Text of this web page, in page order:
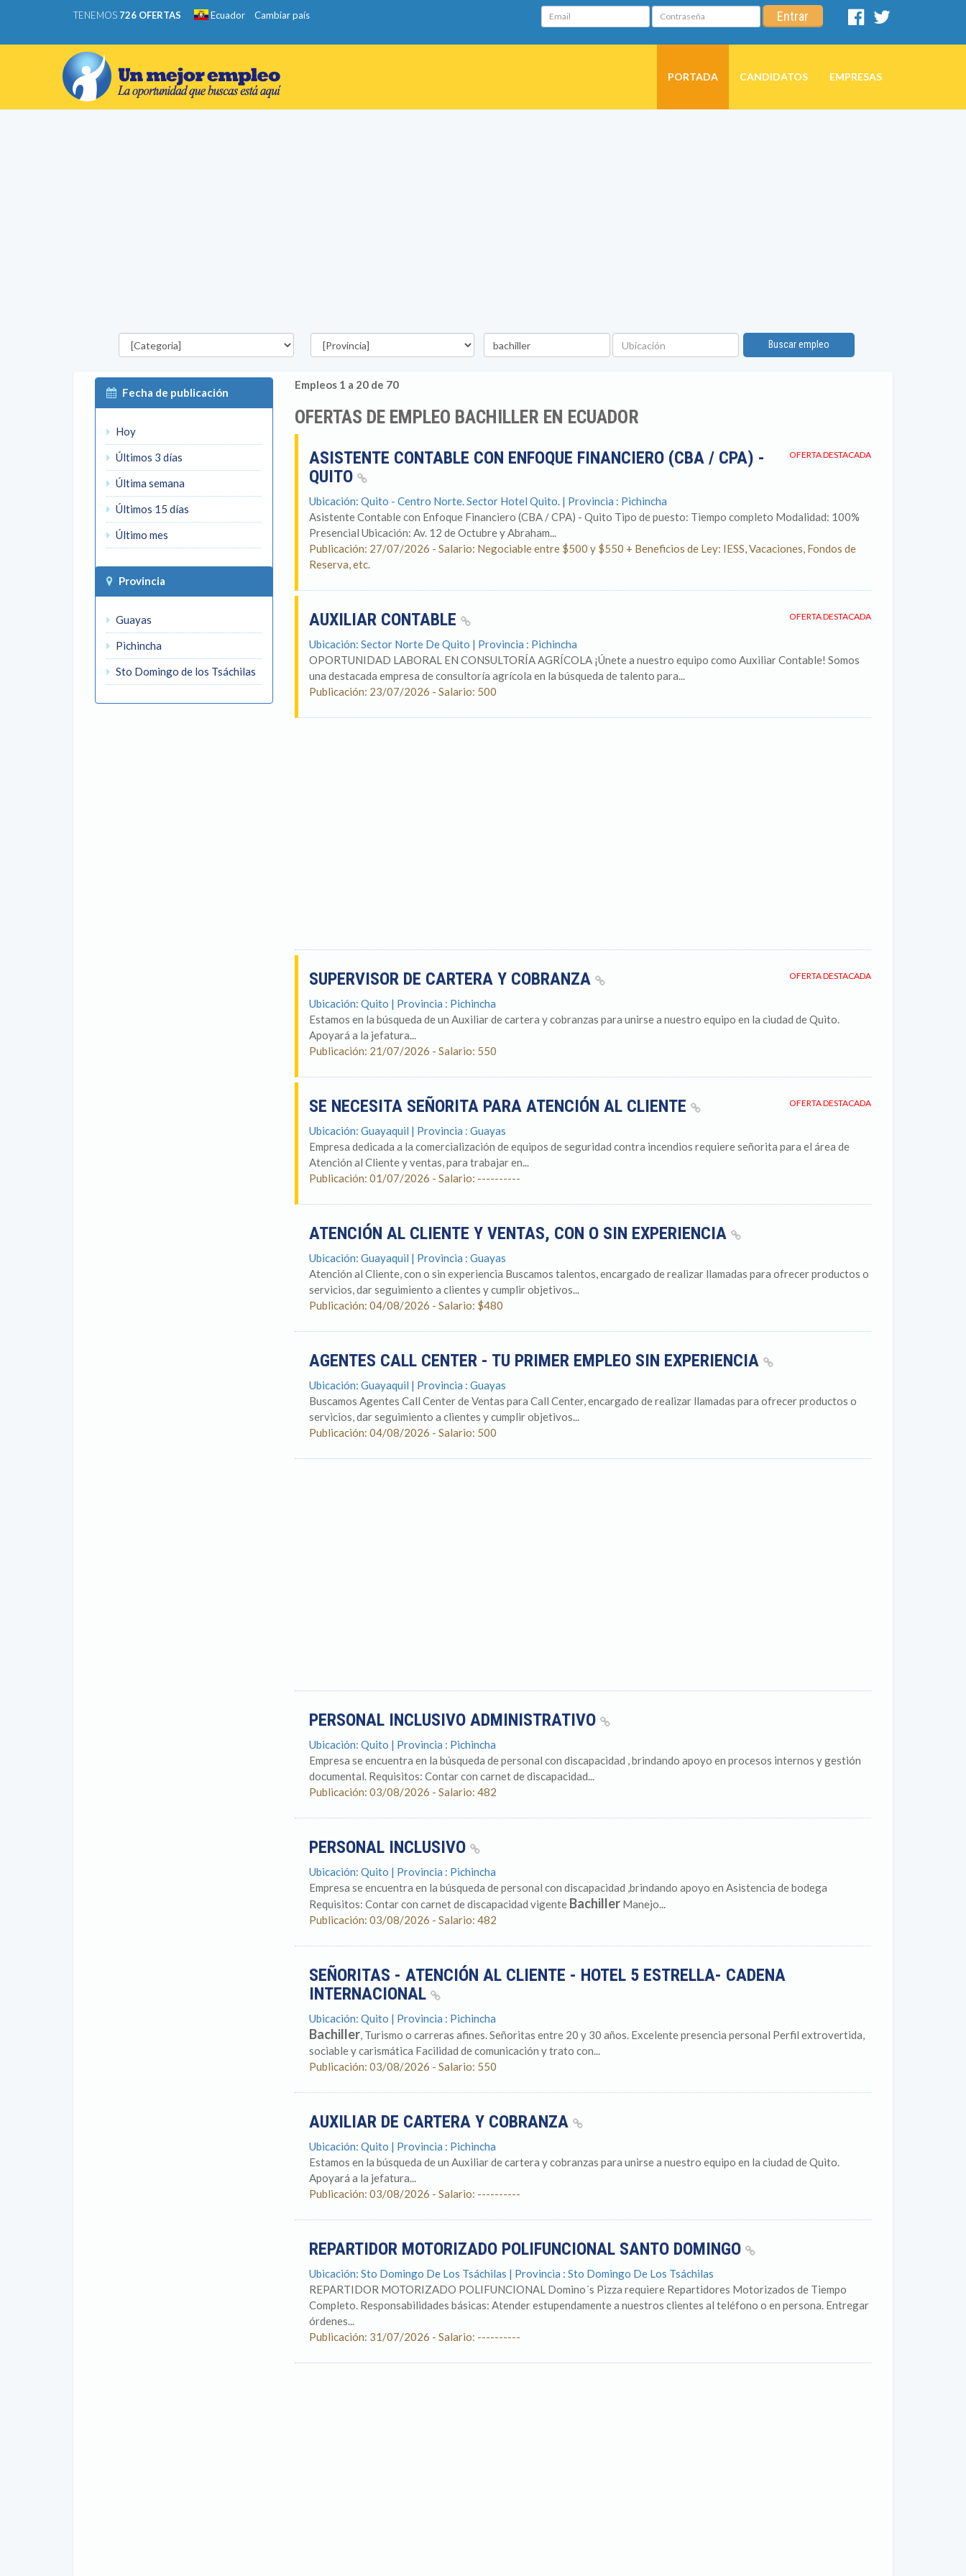
TENEMOS 726 OFERTAS Ecuador Cambiar país Email Contraseña Entrar
Facebook
PORTADA CANDIDATOS EMPRESAS
Categorías Provincia
Palabra
clave
Ubicación
Buscar empleo
Fecha de publicación
Hoy
Últimos 3 días
Última semana
Últimos 15 días
Último mes
Provincia
Guayas
Pichincha
Sto Domingo de los Tsáchilas
Empleos 1 a 20 de 70
OFERTAS DE EMPLEO BACHILLER EN ECUADOR
OFERTA DESTACADA
ASISTENTE CONTABLE CON ENFOQUE FINANCIERO (CBA / CPA) -
QUITO
Ubicación: Quito - Centro Norte. Sector Hotel Quito. | Provincia : Pichincha
Asistente Contable con Enfoque Financiero (CBA / CPA) - Quito Tipo de puesto: Tiempo completo Modalidad: 100%
Presencial Ubicación: Av. 12 de Octubre y Abraham...
Publicación: 27/07/2026 - Salario: Negociable entre $500 y $550 + Beneficios de Ley: IESS, Vacaciones, Fondos de
Reserva, etc.
OFERTA DESTACADA
AUXILIAR CONTABLE
Ubicación: Sector Norte De Quito | Provincia : Pichincha
OPORTUNIDAD LABORAL EN CONSULTORÍA AGRÍCOLA ¡Únete a nuestro equipo como Auxiliar Contable! Somos
una destacada empresa de consultoría agrícola en la búsqueda de talento para...
Publicación: 23/07/2026 - Salario: 500
OFERTA DESTACADA
SUPERVISOR DE CARTERA Y COBRANZA
Ubicación: Quito | Provincia : Pichincha
Estamos en la búsqueda de un Auxiliar de cartera y cobranzas para unirse a nuestro equipo en la ciudad de Quito.
Apoyará a la jefatura...
Publicación: 21/07/2026 - Salario: 550
OFERTA DESTACADA
SE NECESITA SEÑORITA PARA ATENCIÓN AL CLIENTE
Ubicación: Guayaquil | Provincia : Guayas
Empresa dedicada a la comercialización de equipos de seguridad contra incendios requiere señorita para el área de
Atención al Cliente y ventas, para trabajar en...
Publicación: 01/07/2026 - Salario: ----------
ATENCIÓN AL CLIENTE Y VENTAS, CON O SIN EXPERIENCIA
Ubicación: Guayaquil | Provincia : Guayas
Atención al Cliente, con o sin experiencia Buscamos talentos, encargado de realizar llamadas para ofrecer productos o
servicios, dar seguimiento a clientes y cumplir objetivos...
Publicación: 04/08/2026 - Salario: $480
AGENTES CALL CENTER - TU PRIMER EMPLEO SIN EXPERIENCIA
Ubicación: Guayaquil | Provincia : Guayas
Buscamos Agentes Call Center de Ventas para Call Center, encargado de realizar llamadas para ofrecer productos o
servicios, dar seguimiento a clientes y cumplir objetivos...
Publicación: 04/08/2026 - Salario: 500
PERSONAL INCLUSIVO ADMINISTRATIVO
Ubicación: Quito | Provincia : Pichincha
Empresa se encuentra en la búsqueda de personal con discapacidad , brindando apoyo en procesos internos y gestión
documental. Requisitos: Contar con carnet de discapacidad...
Publicación: 03/08/2026 - Salario: 482
PERSONAL INCLUSIVO
Ubicación: Quito | Provincia : Pichincha
Empresa se encuentra en la búsqueda de personal con discapacidad ,brindando apoyo en Asistencia de bodega
Requisitos: Contar con carnet de discapacidad vigente BachillerManejo...
Publicación: 03/08/2026 - Salario: 482
SEÑORITAS - ATENCIÓN AL CLIENTE - HOTEL 5 ESTRELLA- CADENA
INTERNACIONAL
Ubicación: Quito | Provincia : Pichincha
Bachiller, Turismo o carreras afines. Señoritas entre 20 y 30 años. Excelente presencia personal Perfil extrovertida,
sociable y carismática Facilidad de comunicación y trato con...
Publicación: 03/08/2026 - Salario: 550
AUXILIAR DE CARTERA Y COBRANZA
Ubicación: Quito | Provincia : Pichincha
Estamos en la búsqueda de un Auxiliar de cartera y cobranzas para unirse a nuestro equipo en la ciudad de Quito.
Apoyará a la jefatura...
Publicación: 03/08/2026 - Salario: ----------
REPARTIDOR MOTORIZADO POLIFUNCIONAL SANTO DOMINGO
Ubicación: Sto Domingo De Los Tsáchilas | Provincia : Sto Domingo De Los Tsáchilas
REPARTIDOR MOTORIZADO POLIFUNCIONAL Domino´s Pizza requiere Repartidores Motorizados de Tiempo
Completo. Responsabilidades básicas: Atender estupendamente a nuestros clientes al teléfono o en persona. Entregar
órdenes...
Publicación: 31/07/2026 - Salario: ----------